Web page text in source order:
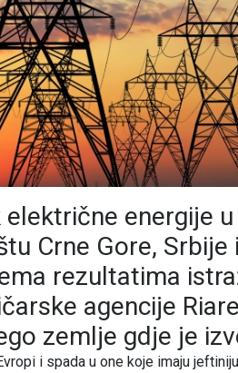
energije
Crne Gore, Srbije
rezultatima
agencije
zemlje gdje je
i spada u one koje imaju